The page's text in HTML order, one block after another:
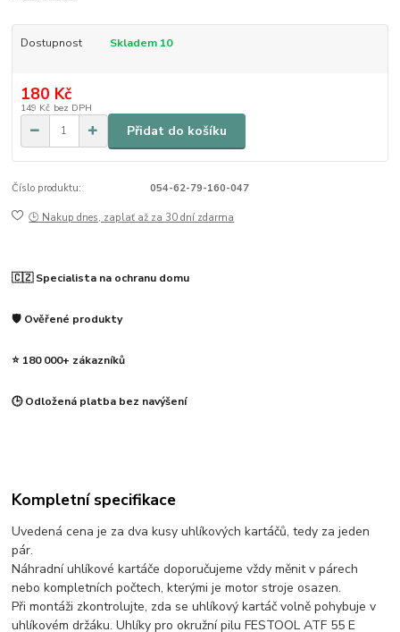
Dostupnost Skladem 10
180 Kč
149 Kč bez DPH
Přidat do košíku
Číslo produktu: 054-62-79-160-047
🕒 Nakup dnes, zaplať až za 30 dní zdarma
🇨🇿 Specialista na ochranu domu
🛡️ Ověřené produkty
⭐ 180 000+ zákazníků
🕒 Odložená platba bez navýšení
Kompletní specifikace
Uvedená cena je za dva kusy uhlíkových kartáčů, tedy za jeden
pár.
Náhradní uhlíkové kartáče doporučujeme vždy měnit v párech
nebo kompletních počtech, kterými je motor stroje osazen.
Při montáži zkontrolujte, zda se uhlíkový kartáč volně pohybuje v
uhlíkovém držáku. Uhlíky pro okružní pilu FESTOOL ATF 55 E